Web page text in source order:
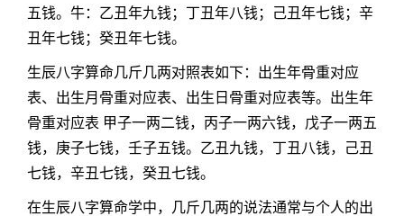
五钱。牛：乙丑年九钱；丁丑年八钱；己丑年七钱；辛
丑年七钱；癸丑年七钱。
生辰八字算命几斤几两对照表如下：出生年骨重对应
表、出生月骨重对应表、出生日骨重对应表等。出生年
骨重对应表 甲子一两二钱，丙子一两六钱，戊子一两五
钱，庚子七钱，壬子五钱。乙丑九钱，丁丑八钱，己丑
七钱，辛丑七钱，癸丑七钱。
在生辰八字算命学中，几斤几两的说法通常与个人的出